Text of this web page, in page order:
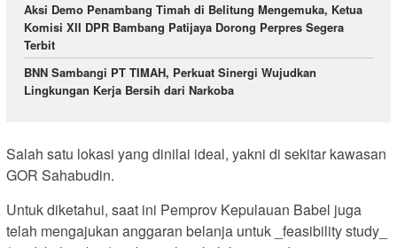
Aksi Demo Penambang Timah di Belitung Mengemuka, Ketua
Komisi XII DPR Bambang Patijaya Dorong Perpres Segera
Terbit
BNN Sambangi PT TIMAH, Perkuat Sinergi Wujudkan
Lingkungan Kerja Bersih dari Narkoba
Salah satu lokasi yang dinilai ideal, yakni di sekitar kawasan
GOR Sahabudin.
Untuk diketahui, saat ini Pemprov Kepulauan Babel juga
telah mengajukan anggaran belanja untuk _feasibility study_